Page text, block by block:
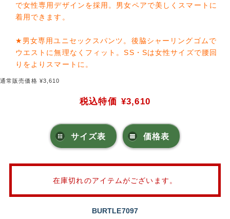
で女性専用デザインを採用。男女ペアで美しくスマートに
着用できます。
★男女専用ユニセックスパンツ。後脇シャーリングゴムで
ウエストに無理なくフィット。SS・Sは女性サイズで腰回
りをよりスマートに。
通常販売価格 ¥3,610
税込特価 ¥3,610
サイズ表 価格表
在庫切れのアイテムがございます。
BURTLE7097